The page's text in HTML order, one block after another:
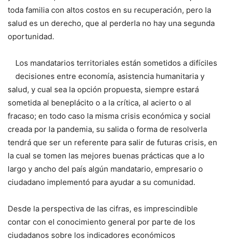
toda familia con altos costos en su recuperación, pero la
salud es un derecho, que al perderla no hay una segunda
oportunidad.
Los mandatarios territoriales están sometidos a difíciles
decisiones entre economía, asistencia humanitaria y
salud, y cual sea la opción propuesta, siempre estará
sometida al beneplácito o a la crítica, al acierto o al
fracaso; en todo caso la misma crisis económica y social
creada por la pandemia, su salida o forma de resolverla
tendrá que ser un referente para salir de futuras crisis, en
la cual se tomen las mejores buenas prácticas que a lo
largo y ancho del país algún mandatario, empresario o
ciudadano implementó para ayudar a su comunidad.
Desde la perspectiva de las cifras, es imprescindible
contar con el conocimiento general por parte de los
ciudadanos sobre los indicadores económicos